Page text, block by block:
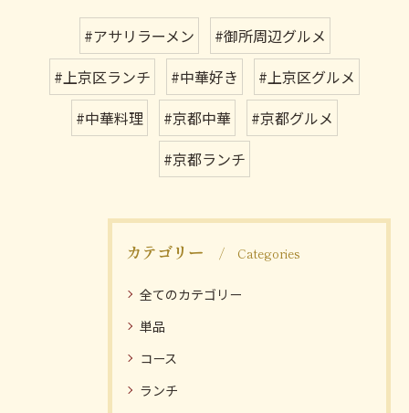
#アサリラーメン
#御所周辺グルメ
#上京区ランチ
#中華好き
#上京区グルメ
#中華料理
#京都中華
#京都グルメ
#京都ランチ
カテゴリー Categories
全てのカテゴリー
単品
コース
ランチ